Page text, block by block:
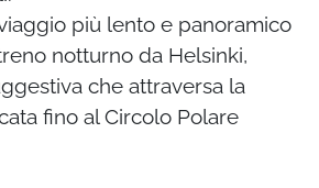
più lento e panoramico
notturno da Helsinki,
che attraversa la
fino al Circolo Polare